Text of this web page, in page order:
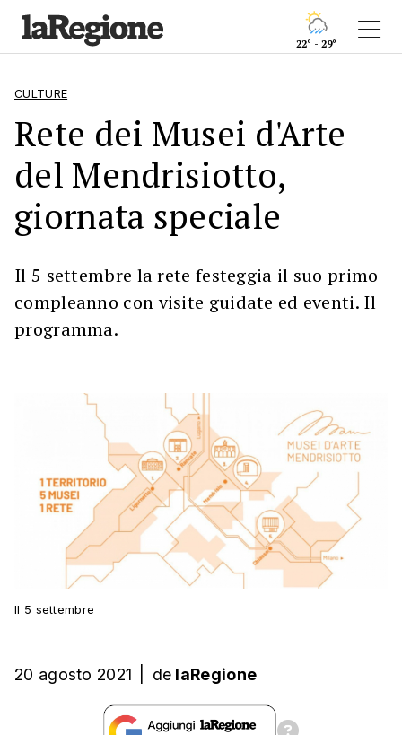
22° - 29°
CULTURE
Rete dei Musei d'Arte
del Mendrisiotto,
giornata speciale
Il 5 settembre la rete festeggia il suo primo
compleanno con visite guidate ed eventi. Il
programma.
Il 5 settembre
20 agosto 2021 de laRegione